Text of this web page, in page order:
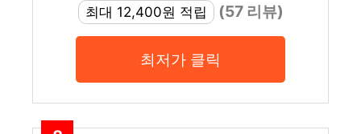
최대 12,400원 적립
(57 리뷰)
최저가 클릭